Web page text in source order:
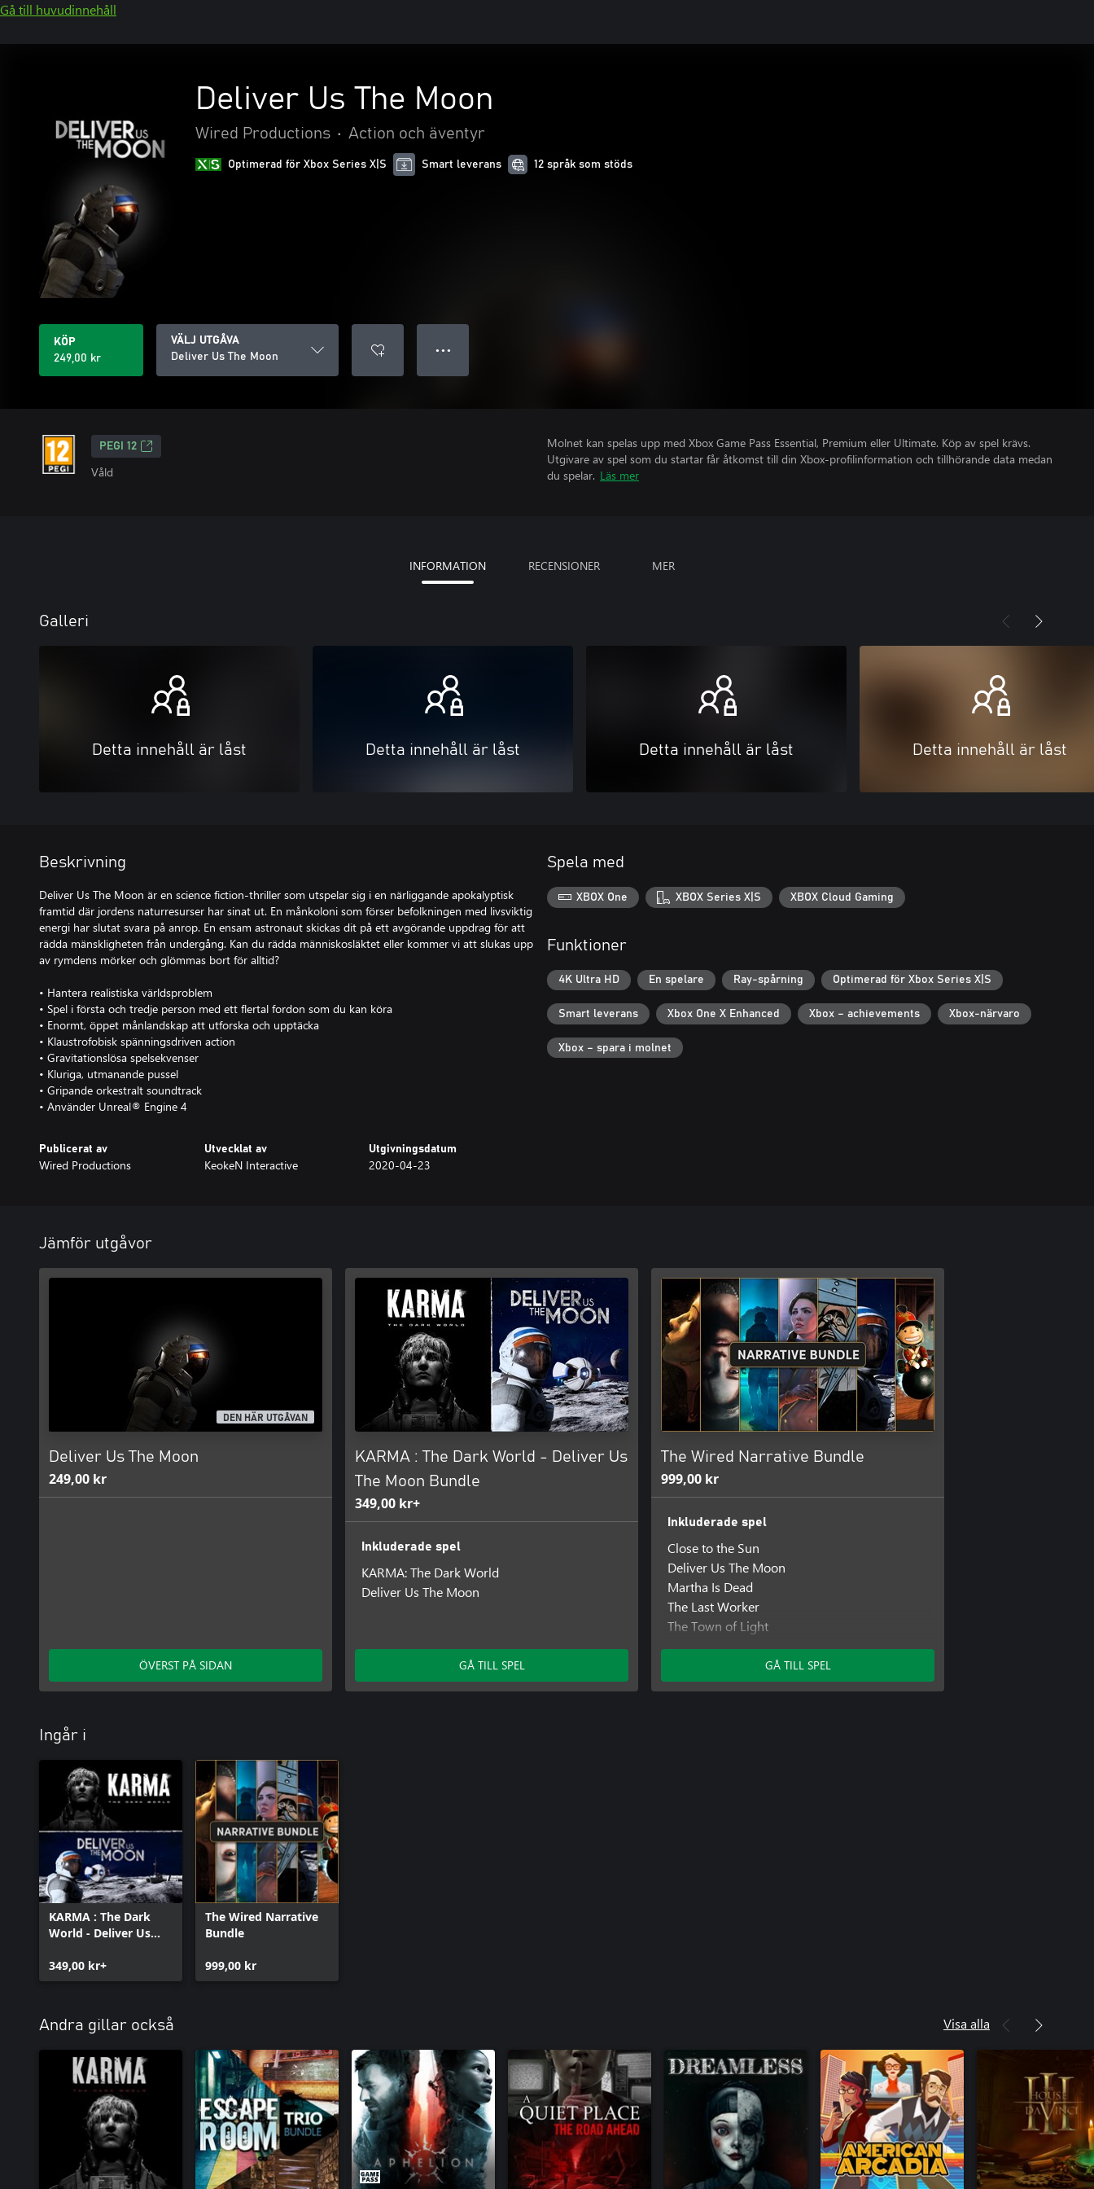
Gå till huvudinnehåll
Deliver Us The Moon
Wired Productions • Action och äventyr
Optimerad för Xbox Series X|S Smart leverans 12 språk som stöds
KÖP
249,00 kr
VÄLJ UTGÅVA
Deliver Us The Moon
● ● ●
PEGI 12
Våld
Molnet kan spelas upp med Xbox Game Pass Essential, Premium eller Ultimate. Köp av spel krävs.
Utgivare av spel som du startar får åtkomst till din Xbox-profilinformation och tillhörande data medan
du spelar. Läs mer
INFORMATION RECENSIONER MER
Galleri
Detta innehåll är låst Detta innehåll är låst Detta innehåll är låst Detta innehåll är låst
Beskrivning
Deliver Us The Moon är en science fiction-thriller som utspelar sig i en närliggande apokalyptisk
framtid där jordens naturresurser har sinat ut. En månkoloni som förser befolkningen med livsviktig
energi har slutat svara på anrop. En ensam astronaut skickas dit på ett avgörande uppdrag för att
rädda mänskligheten från undergång. Kan du rädda människosläktet eller kommer vi att slukas upp
av rymdens mörker och glömmas bort för alltid?
• Hantera realistiska världsproblem
• Spel i första och tredje person med ett flertal fordon som du kan köra
• Enormt, öppet månlandskap att utforska och upptäcka
• Klaustrofobisk spänningsdriven action
• Gravitationslösa spelsekvenser
• Kluriga, utmanande pussel
• Gripande orkestralt soundtrack
• Använder Unreal® Engine 4
Publicerat av
Wired Productions
Utvecklat av
KeokeN Interactive
Utgivningsdatum
2020-04-23
Spela med
XBOX One XBOX Series X|S XBOX Cloud Gaming
Funktioner
4K Ultra HD En spelare Ray-spårning Optimerad för Xbox Series X|S
Smart leverans Xbox One X Enhanced Xbox – achievements Xbox-närvaro
Xbox – spara i molnet
Jämför utgåvor
DEN HÄR UTGÅVAN
Deliver Us The Moon
249,00 kr
ÖVERST PÅ SIDAN
KARMA : The Dark World - Deliver Us
The Moon Bundle
349,00 kr+
Inkluderade spel
KARMA: The Dark World
Deliver Us The Moon
GÅ TILL SPEL
The Wired Narrative Bundle
999,00 kr
Inkluderade spel
Close to the Sun
Deliver Us The Moon
Martha Is Dead
The Last Worker
The Town of Light
Those Who Remain
GÅ TILL SPEL
Ingår i
KARMA : The Dark
World - Deliver Us
349,00 kr+
The Wired Narrative
Bundle
999,00 kr
Andra gillar också Visa alla